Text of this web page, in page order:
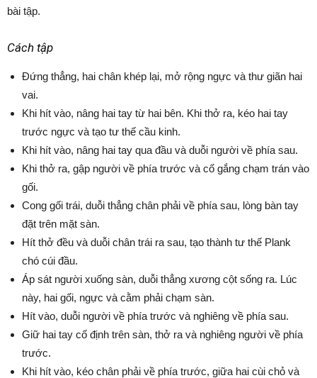
bài tập.
Cách tập
Đứng thẳng, hai chân khép lại, mở rộng ngực và thư giãn hai
vai.
Khi hít vào, nâng hai tay từ hai bên. Khi thở ra, kéo hai tay
trước ngực và tạo tư thế cầu kinh.
Khi hít vào, nâng hai tay qua đầu và duỗi người về phía sau.
Khi thở ra, gập người về phía trước và cố gắng chạm trán vào
gối.
Cong gối trái, duỗi thẳng chân phải về phía sau, lòng bàn tay
đặt trên mặt sàn.
Hít thở đều và duỗi chân trái ra sau, tạo thành tư thế Plank
chó cúi đầu.
Áp sát người xuống sàn, duỗi thẳng xương cột sống ra. Lúc
này, hai gối, ngực và cằm phải chạm sàn.
Hít vào, duỗi người về phía trước và nghiêng về phía sau.
Giữ hai tay cố định trên sàn, thở ra và nghiêng người về phía
trước.
Khi hít vào, kéo chân phải về phía trước, giữa hai cùi chỏ và